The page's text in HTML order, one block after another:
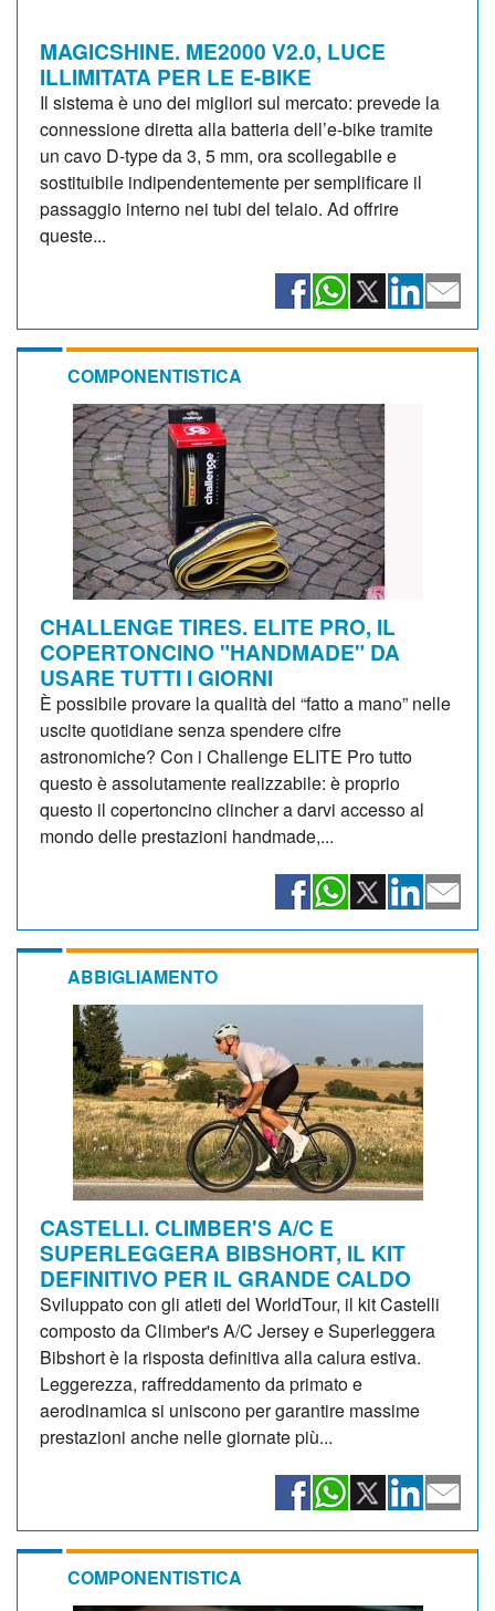
MAGICSHINE. ME2000 V2.0, LUCE
ILLIMITATA PER LE E-BIKE
Il sistema è uno dei migliori sul mercato: prevede la
connessione diretta alla batteria dell’e-bike tramite
un cavo D-type da 3, 5 mm, ora scollegabile e
sostituibile indipendentemente per semplificare il
passaggio interno nei tubi del telaio. Ad offrire
queste...
COMPONENTISTICA
CHALLENGE TIRES. ELITE PRO, IL
COPERTONCINO "HANDMADE" DA
USARE TUTTI I GIORNI
È possibile provare la qualità del “fatto a mano” nelle
uscite quotidiane senza spendere cifre
astronomiche? Con i Challenge ELITE Pro tutto
questo è assolutamente realizzabile: è proprio
questo il copertoncino clincher a darvi accesso al
mondo delle prestazioni handmade,...
ABBIGLIAMENTO
CASTELLI. CLIMBER'S A/C E
SUPERLEGGERA BIBSHORT, IL KIT
DEFINITIVO PER IL GRANDE CALDO
Sviluppato con gli atleti del WorldTour, il kit Castelli
composto da Climber's A/C Jersey e Superleggera
Bibshort è la risposta definitiva alla calura estiva.
Leggerezza, raffreddamento da primato e
aerodinamica si uniscono per garantire massime
prestazioni anche nelle giornate più...
COMPONENTISTICA